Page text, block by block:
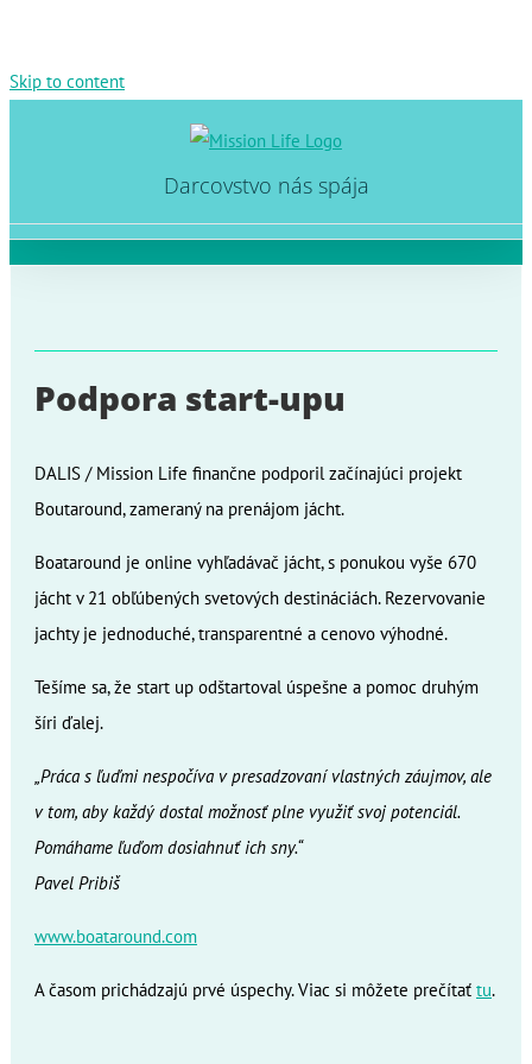
Skip to content
Darcovstvo nás spája
Podpora start-upu
DALIS / Mission Life finančne podporil začínajúci projekt
Boutaround, zameraný na prenájom jácht.
Boataround je online vyhľadávač jácht, s ponukou vyše 670
jácht v 21 obľúbených svetových destináciách. Rezervovanie
jachty je jednoduché, transparentné a cenovo výhodné.
Tešíme sa, že start up odštartoval úspešne a pomoc druhým
šíri ďalej.
„Práca s ľuďmi nespočíva v presadzovaní vlastných záujmov, ale
v tom, aby každý dostal možnosť plne využiť svoj potenciál.
Pomáhame ľuďom dosiahnuť ich sny.“
Pavel Pribiš
www.boataround.com
A časom prichádzajú prvé úspechy. Viac si môžete prečítať tu.